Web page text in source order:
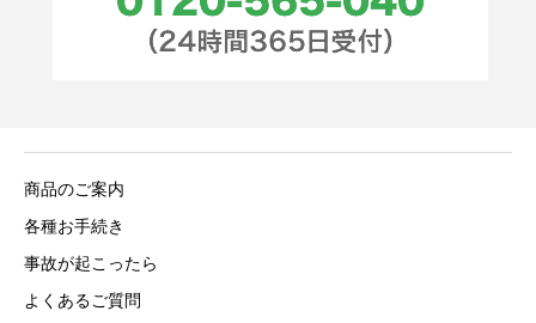
商品のご案内
各種お手続き
事故が起こったら
よくあるご質問